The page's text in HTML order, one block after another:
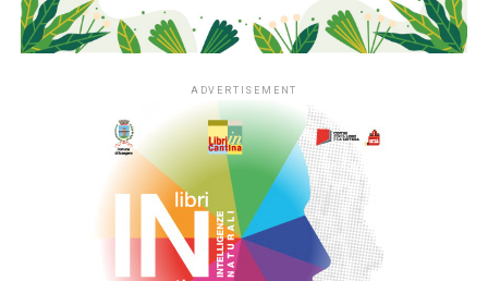
accetterà di restarvi?”, si domandava Flaiano con la
consueta ironia deflagrante, poiché considerava la
ancora che un esercizio estetico», commenta il professor
Pier Franco Quaglieni (foto), storico e fondatore del
Centro Pannunzio.
A conferma di tale vocazione, il premio si apre a discipline
diverse, articolandosi in quattro sezioni: poesia, narrativa,